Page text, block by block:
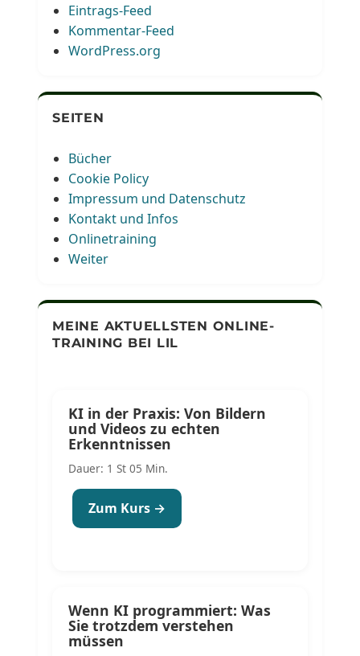
Eintrags-Feed
Kommentar-Feed
WordPress.org
SEITEN
Bücher
Cookie Policy
Impressum und Datenschutz
Kontakt und Infos
Onlinetraining
Weiter
MEINE AKTUELLSTEN ONLINE-
TRAINING BEI LIL
KI in der Praxis: Von Bildern
und Videos zu echten
Erkenntnissen
Dauer: 1 St 05 Min.
Zum Kurs →
Wenn KI programmiert: Was
Sie trotzdem verstehen
müssen